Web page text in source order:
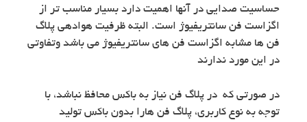
حساسیت صدایی در آنها اهمیت دارد بسیار مناسب تر از
اگزاست فن سانتریفیوژ است. البته ظرفیت هوادهی پلاگ
فن ها مشابه اگزاست فن های سانتریفیوژ می باشد وتفاوتی
در این مورد ندارند
در صورتی که در پلاگ فن نیاز به باکس محافظ نباشد، با
توجه به نوع کاربری، پلاگ فن هارا بدون باکس تولید